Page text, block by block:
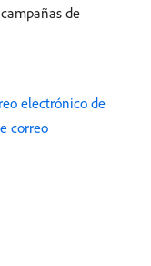
de
electrónico de
correo